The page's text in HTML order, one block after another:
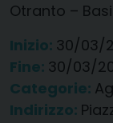
Otranto –
Inizio: 30/03/
Fine: 30/03/
Categorie:
Indirizzo: